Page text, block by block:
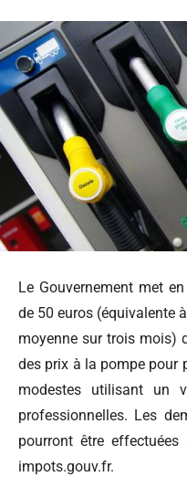
Le Gouvernement met
de 50 euros (équivalente
moyenne sur trois mois)
des prix à la pompe pour
modestes utilisant un
professionnelles. Les
pourront être
impots.gouv.fr.